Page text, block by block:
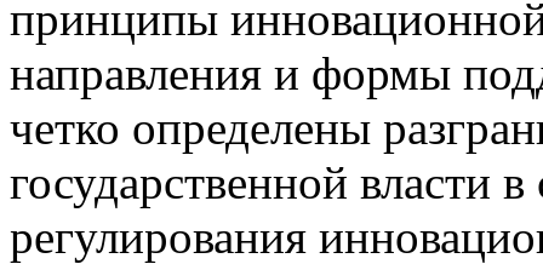
принципы
направления и формы
четко определены
государственной власти
регулирования